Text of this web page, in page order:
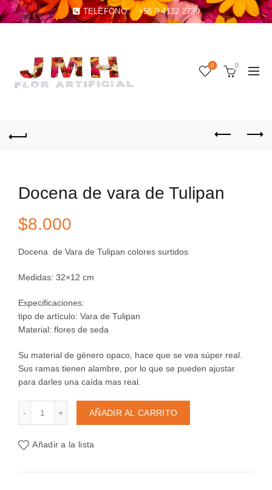
TELÉFONO: +56 9 4132 2730
0 0
Docena de vara de Tulipan
$8.000
Docena de Vara de Tulipan colores surtidos
Medidas: 32×12 cm
Especificaciones:
tipo de artículo: Vara de Tulipan
Material: flores de seda
Su material de género opaco, hace que se vea súper real.
Sus ramas tienen alambre, por lo que se pueden ajustar
para darles una caída mas real.
Docena de vara de Tulipan cantidad
AÑADIR AL CARRITO
Añadir a la lista